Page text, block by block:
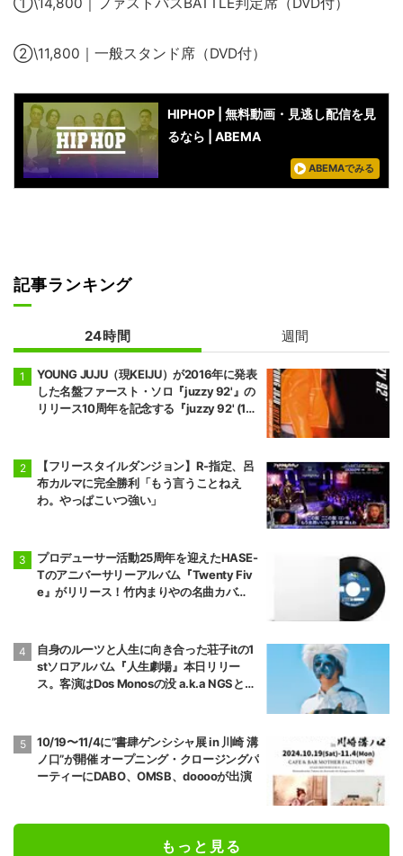
②\11,800｜一般スタンド席（DVD付）
HIPHOP | 無料動画・見逃し配信を見
るなら | ABEMA
ABEMAでみる
記事ランキング
24時間 週間
YOUNG JUJU（現KEIJU）が2016年に発表
した名盤ファースト・ソロ『juzzy 92'』の
リリース10周年を記念する『juzzy 92' (10t
全限定プレスのアナログ盤でリリース。
【フリースタイルダンジョン】R-指定、呂
布カルマに完全勝利「もう言うことねえ
わ。やっぱこいつ強い」
プロデューサー活動25周年を迎えたHASE-
Tのアニバーサリーアルバム『Twenty Fiv
e』がリリース！竹内まりやの名曲カバ
り発売！
自身のルーツと人生に向き合った荘子itの1
stソロアルバム『人生劇場』本日リリー
ス。客演はDos Monosの没 a.k.a NGSとTa
10/19〜11/4に”書肆ゲンシシャ展 in 川崎 溝
ノ口”が開催 オープニング・クロージングパ
ーティーにDABO、OMSB、dooooが出演
もっと見る